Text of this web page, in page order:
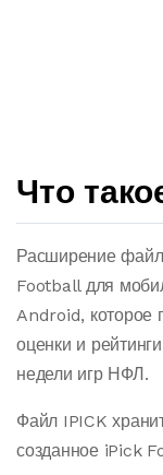
Что
Расширение
Football для
Android, которое
оценки и
недели игр НФЛ.
Файл IPICK
созданное iPick